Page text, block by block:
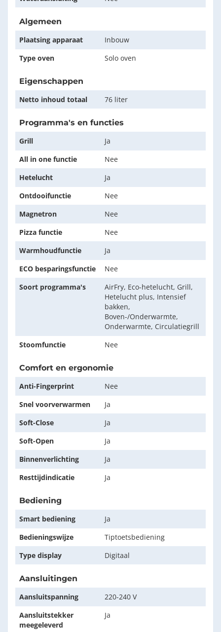
Algemeen
Plaatsing apparaat
Inbouw
Type oven
Solo oven
Eigenschappen
Netto inhoud totaal
76 liter
Programma's en functies
Grill
Ja
All in one functie
Nee
Hetelucht
Ja
Ontdooifunctie
Nee
Magnetron
Nee
Pizza functie
Nee
Warmhoudfunctie
Ja
ECO besparingsfunctie
Nee
Soort programma's
AirFry, Eco-hetelucht, Grill,
Hetelucht plus, Intensief
bakken,
Boven-/Onderwarmte,
Onderwarmte, Circulatiegrill
Stoomfunctie
Nee
Comfort en ergonomie
Anti-Fingerprint
Nee
Snel voorverwarmen
Ja
Soft-Close
Ja
Soft-Open
Ja
Binnenverlichting
Ja
Resttijdindicatie
Ja
Bediening
Smart bediening
Ja
Bedieningswijze
Tiptoetsbediening
Type display
Digitaal
Aansluitingen
Aansluitspanning
220-240 V
Aansluitstekker
meegeleverd
Ja